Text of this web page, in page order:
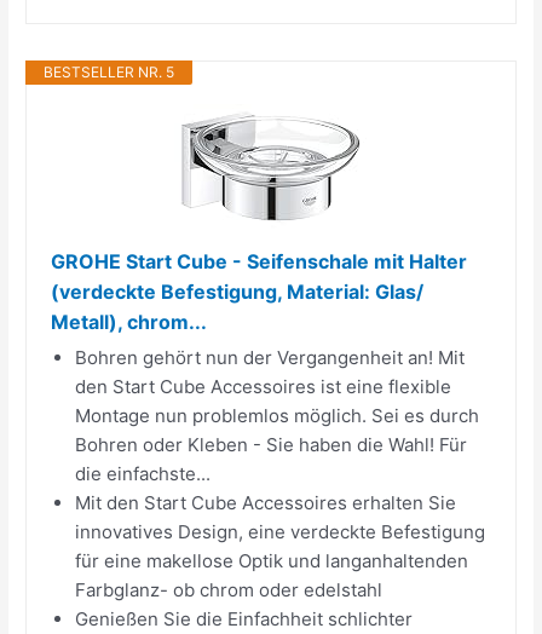
BESTSELLER NR. 5
GROHE Start Cube - Seifenschale mit Halter
(verdeckte Befestigung, Material: Glas/
Metall), chrom...
Bohren gehört nun der Vergangenheit an! Mit
den Start Cube Accessoires ist eine flexible
Montage nun problemlos möglich. Sei es durch
Bohren oder Kleben - Sie haben die Wahl! Für
die einfachste...
Mit den Start Cube Accessoires erhalten Sie
innovatives Design, eine verdeckte Befestigung
für eine makellose Optik und langanhaltenden
Farbglanz- ob chrom oder edelstahl
Genießen Sie die Einfachheit schlichter